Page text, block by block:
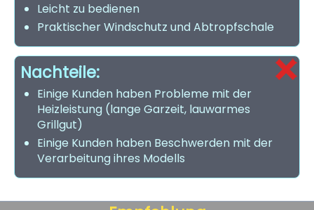
Leicht zu bedienen
Praktischer Windschutz und Abtropfschale
Nachteile:
Einige Kunden haben Probleme mit der
Heizleistung (lange Garzeit, lauwarmes
Grillgut)
Einige Kunden haben Beschwerden mit der
Verarbeitung ihres Modells